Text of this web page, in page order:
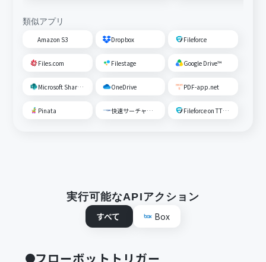
類似アプリ
Amazon S3 Dropbox Fileforce
Files.com Filestage Google Drive™
Microsoft SharePoint OneDrive PDF-app.net
Pinata 快速サーチャーGX Fileforce on TTS Cloud
実行可能なAPIアクション
すべて
Box
フローボットトリガー